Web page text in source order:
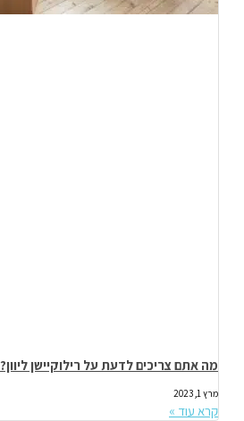
מה אתם צריכים לדעת על רילוקיישן ליוון?
מרץ 1, 2023
קרא עוד »